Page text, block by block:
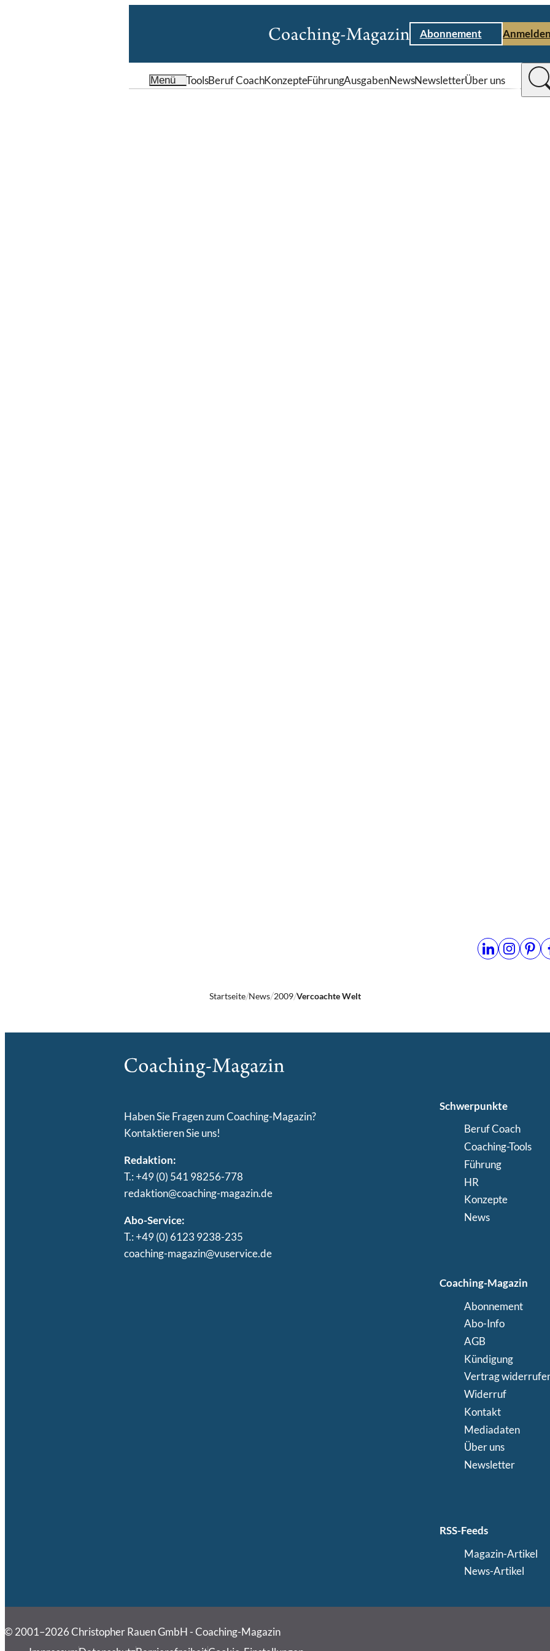
Abonnement Anmelden
Menü ToolsBeruf CoachKonzepteFührungAusgabenNewsNewsletterÜber uns
Startseite News 2009 Vercoachte Welt
Haben Sie Fragen zum Coaching-Magazin?
Kontaktieren Sie uns!
Redaktion:
T.: +49 (0) 541 98256-778
redaktion@coaching-magazin.de
Abo-Service:
T.: +49 (0) 6123 9238-235
coaching-magazin@vuservice.de
Schwerpunkte
Beruf Coach
Coaching-Tools
Führung
HR
Konzepte
News
Coaching-Magazin
Abonnement
Abo-Info
AGB
Kündigung
Vertrag
Widerruf
Kontakt
Mediadaten
Über uns
Newsletter
RSS-Feeds
Magazin-Artikel
News-Artikel
© 2001–2026 Christopher Rauen GmbH - Coaching-Magazin